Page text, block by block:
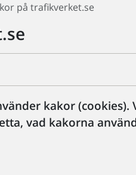
på trafikverket.se
kakor (cookies).
vad kakorna